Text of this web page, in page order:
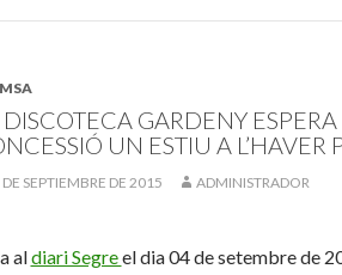
DISCOTECA GARDENY
UN ESTIU A L’HAVER
DE SEPTIEMBRE DE 2015 ADMINISTRADOR
aldiari Segreel dia 04 de setembre de